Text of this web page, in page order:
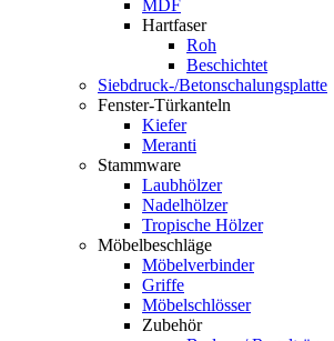
MDF
Hartfaser
Roh
Beschichtet
Siebdruck-/Betonschalungsplatte
Fenster-Türkanteln
Kiefer
Meranti
Stammware
Laubhölzer
Nadelhölzer
Tropische Hölzer
Möbelbeschläge
Möbelverbinder
Griffe
Möbelschlösser
Zubehör